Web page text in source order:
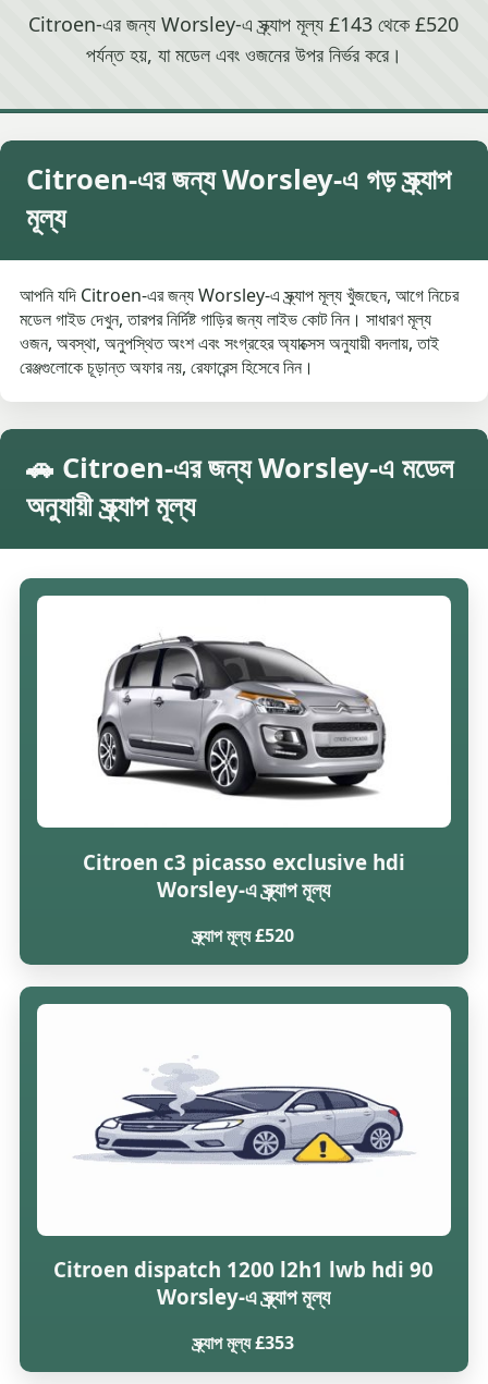
Citroen-এর জন্য Worsley-এ স্ক্র্যাপ মূল্য £143 থেকে £520
পর্যন্ত হয়, যা মডেল এবং ওজনের উপর নির্ভর করে।
Citroen-এর জন্য Worsley-এ গড় স্ক্র্যাপ
মূল্য
আপনি যদি Citroen-এর জন্য Worsley-এ স্ক্র্যাপ মূল্য খুঁজছেন, আগে নিচের
মডেল গাইড দেখুন, তারপর নির্দিষ্ট গাড়ির জন্য লাইভ কোট নিন। সাধারণ মূল্য
ওজন, অবস্থা, অনুপস্থিত অংশ এবং সংগ্রহের অ্যাক্সেস অনুযায়ী বদলায়, তাই
রেঞ্জগুলোকে চূড়ান্ত অফার নয়, রেফারেন্স হিসেবে নিন।
🚗 Citroen-এর জন্য Worsley-এ মডেল
অনুযায়ী স্ক্র্যাপ মূল্য
Citroen c3 picasso exclusive hdi
Worsley-এ স্ক্র্যাপ মূল্য
স্ক্র্যাপ মূল্য £520
Citroen dispatch 1200 l2h1 lwb hdi 90
Worsley-এ স্ক্র্যাপ মূল্য
স্ক্র্যাপ মূল্য £353